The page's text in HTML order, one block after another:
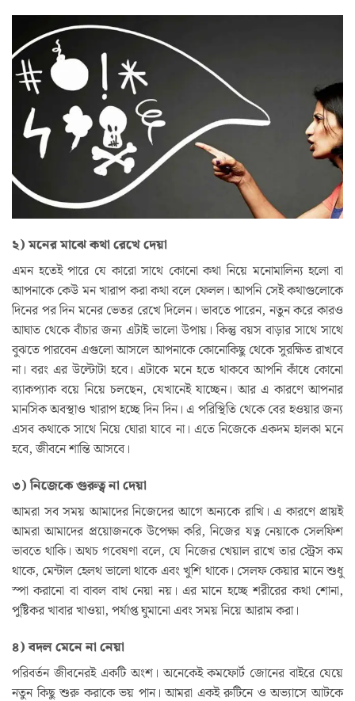
২) মনের মাঝে কথা রেখে দেয়া
এমন হতেই পারে যে কারো সাথে কোনো কথা নিয়ে মনোমালিন্য হলো বা
আপনাকে কেউ মন খারাপ করা কথা বলে ফেলল। আপনি সেই কথাগুলোকে
দিনের পর দিন মনের ভেতর রেখে দিলেন। ভাবতে পারেন, নতুন করে কারও
আঘাত থেকে বাঁচার জন্য এটাই ভালো উপায়। কিন্তু বয়স বাড়ার সাথে সাথে
বুঝতে পারবেন এগুলো আসলে আপনাকে কোনোকিছু থেকে সুরক্ষিত রাখবে
না। বরং এর উল্টোটা হবে। এটাকে মনে হতে থাকবে আপনি কাঁধে কোনো
ব্যাকপ্যাক বয়ে নিয়ে চলছেন, যেখানেই যাচ্ছেন। আর এ কারণে আপনার
মানসিক অবস্থাও খারাপ হচ্ছে দিন দিন। এ পরিস্থিতি থেকে বের হওয়ার জন্য
এসব কথাকে সাথে নিয়ে ঘোরা যাবে না। এতে নিজেকে একদম হালকা মনে
হবে, জীবনে শান্তি আসবে।
৩) নিজেকে গুরুত্ব না দেয়া
আমরা সব সময় আমাদের নিজেদের আগে অন্যকে রাখি। এ কারণে প্রায়ই
আমরা আমাদের প্রয়োজনকে উপেক্ষা করি, নিজের যত্ন নেয়াকে সেলফিশ
ভাবতে থাকি। অথচ গবেষণা বলে, যে নিজের খেয়াল রাখে তার স্ট্রেস কম
থাকে, মেন্টাল হেলথ ভালো থাকে এবং খুশি থাকে। সেলফ কেয়ার মানে শুধু
স্পা করানো বা বাবল বাথ নেয়া নয়। এর মানে হচ্ছে শরীরের কথা শোনা,
পুষ্টিকর খাবার খাওয়া, পর্যাপ্ত ঘুমানো এবং সময় নিয়ে আরাম করা।
৪) বদল মেনে না নেয়া
পরিবর্তন জীবনেরই একটি অংশ। অনেকেই কমফোর্ট জোনের বাইরে যেয়ে
নতুন কিছু শুরু করাকে ভয় পান। আমরা একই রুটিনে ও অভ্যাসে আটকে